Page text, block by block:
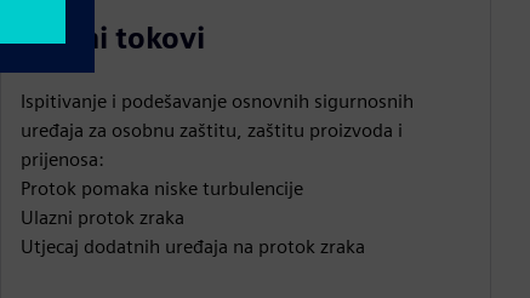
Zračni tokovi
Ispitivanje i podešavanje osnovnih sigurnosnih
uređaja za osobnu zaštitu, zaštitu proizvoda i
prijenosa:
Protok pomaka niske turbulencije
Ulazni protok zraka
Utjecaj dodatnih uređaja na protok zraka